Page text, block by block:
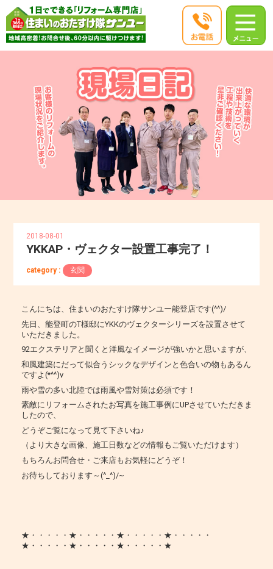
2018-08-01
YKKAP・ヴェクター設置工事完了！
category : 玄関
こんにちは、住まいのおたすけ隊サンユー能登店です(^^)/
先日、能登町のT様邸にYKKのヴェクターシリーズを設置させて
いただきました。
92エクステリアと聞くと洋風なイメージが強いかと思いますが、
和風建築にだって似合うシックなデザインと色合いの物もあるん
ですよ(*^^)v
雨や雪の多い北陸では雨風や雪対策は必須です！
素敵にリフォームされたお写真を施工事例にUPさせていただきま
したので、
どうぞご覧になって見て下さいね♪
（より大きな画像、施工日数などの情報もご覧いただけます）
もちろんお問合せ・ご来店もお気軽にどうぞ！
お待ちしております～(^_^)/~
★・・・・・★・・・・・★・・・・・★・・・・・
★・・・・・★・・・・・★・・・・・★